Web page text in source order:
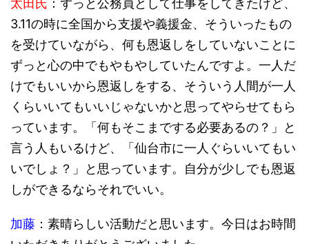
太田氏 ：ずっと公務員として仕事をしてきたけど、
3.11の時に全国から支援や義援金、そういったもの
を受けていながら、何も恩返しをしていないことに
ずっと心の中でもやもやしていたんですよ。一人だ
けでもいいから恩返しをする、そういう人間が一人
くらいいてもいいじゃないかと思ってやらせてもら
っています。「何もそこまでする必要あるの？」と
言う人もいるけど、「仙台市に一人ぐらいいてもい
いでしょ？」と思っています。自分が少しでも恩返
しができるならそれでいい。
加藤 ：素晴らしい活動だと思います。今日はお時間